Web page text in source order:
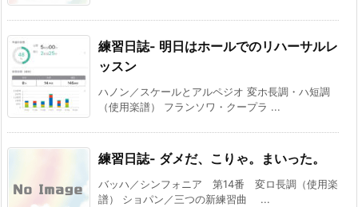
練習日誌- 明日はホールでのリハーサルレ
ッスン
ハノン／スケールとアルペジオ 変ホ長調・ハ短調
（使用楽譜） フランソワ・クープラ ...
練習日誌- ダメだ、こりゃ。まいった。
バッハ／シンフォニア 第14番 変ロ長調（使用楽
譜） ショパン／三つの新練習曲 ...